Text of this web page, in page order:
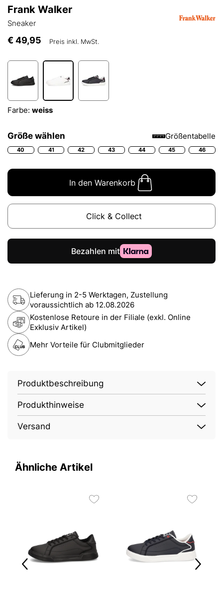
Frank Walker
Sneaker
€ 49,95 Preis inkl. MwSt.
Farbe: weiss
Größe wählen Größentabelle
40 41 42 43 44 45 46
In den Warenkorb
Click & Collect
Lieferung in 2-5 Werktagen, Zustellung
voraussichtlich ab 12.08.2026
Kostenlose Retoure in der Filiale (exkl. Online
Exklusiv Artikel)
Mehr Vorteile für Clubmitglieder
Produktbeschreibung
Produkthinweise
Versand
Ähnliche Artikel